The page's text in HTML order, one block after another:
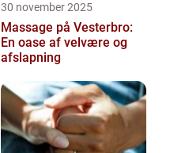
30 november 2025
Massage på Vesterbro:
En oase af velvære og
afslapning